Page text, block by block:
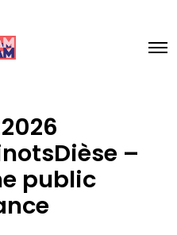
–
public